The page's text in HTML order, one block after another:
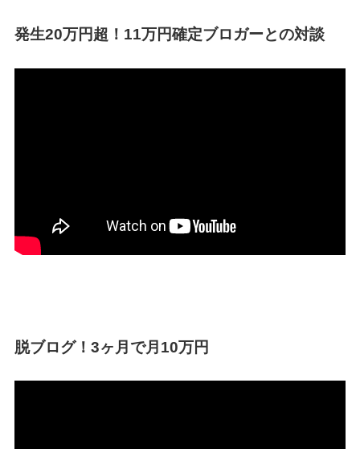
発生20万円超！11万円確定ブロガーとの対談
脱ブログ！3ヶ月で月10万円